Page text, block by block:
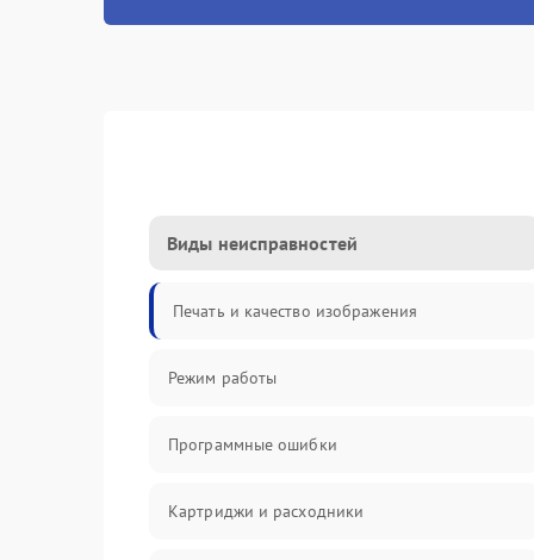
Виды неисправностей
Печать и качество изображения
Режим работы
Программные ошибки
Картриджи и расходники